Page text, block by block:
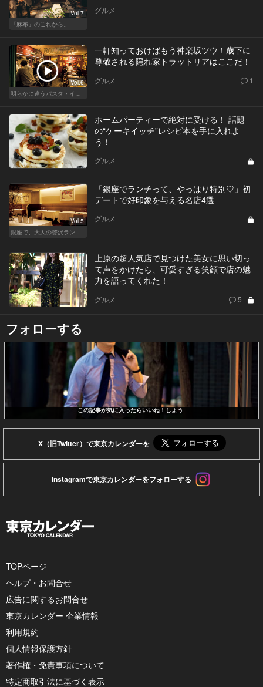
Vol.7
「麻布」のこれから。
グルメ
Vol.6
一軒知っておけばもう神楽坂ツウ！歳下に
尊敬される隠れ家トラットリアはここだ！
グルメ 1
ホームパーティーで絶対に受ける！ 話題
の“ケーキイッチ”レシピ本を手に入れよ
う！
グルメ
Vol.5
「銀座でランチって、やっぱり特別♡」初
デートで好印象を与える名店4選
グルメ
上原の超人気店で見つけた美女に思い切っ
て声をかけたら、可愛すぎる笑顔で店の魅
力を語ってくれた！
グルメ 5
フォローする
この記事が気に入ったらいいね！しよう
X（旧Twitter）で東京カレンダーを
Instagramで東京カレンダーをフォローする
TOPページ
ヘルプ・お問合せ
広告に関するお問合せ
東京カレンダー 企業情報
利用規約
個人情報保護方針
著作権・免責事項について
特定商取引法に基づく表示